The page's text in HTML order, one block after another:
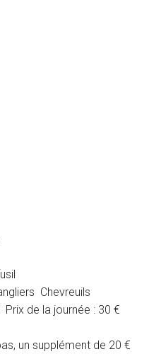
Chevreuils
Prix de la journée : 30 €
un supplément de 20 €